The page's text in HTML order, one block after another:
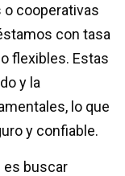
cooperativas
con tasa
flexibles. Estas
y la
lo que
y confiable.
es buscar